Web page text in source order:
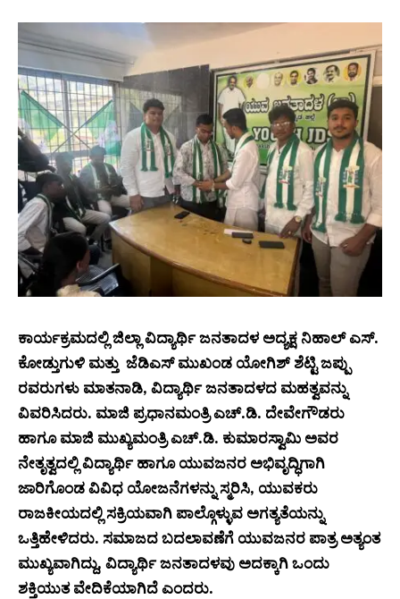
ಕಾರ್ಯಕ್ರಮದಲ್ಲಿ ಜಿಲ್ಲಾ ವಿದ್ಯಾರ್ಥಿ ಜನತಾದಳ ಅದ್ಯಕ್ಷ ನಿಹಾಲ್ ಎಸ್.
ಕೋಡ್ತುಗುಳಿ ಮತ್ತು ಜೆಡಿಎಸ್ ಮುಖಂಡ ಯೋಗಿಶ್ ಶೆಟ್ಟಿ ಜಪ್ಪು
ರವರುಗಳು ಮಾತನಾಡಿ, ವಿದ್ಯಾರ್ಥಿ ಜನತಾದಳದ ಮಹತ್ವವನ್ನು
ವಿವರಿಸಿದರು. ಮಾಜಿ ಪ್ರಧಾನಮಂತ್ರಿ ಎಚ್.ಡಿ. ದೇವೇಗೌಡರು
ಹಾಗೂ ಮಾಜಿ ಮುಖ್ಯಮಂತ್ರಿ ಎಚ್.ಡಿ. ಕುಮಾರಸ್ವಾಮಿ ಅವರ
ನೇತೃತ್ವದಲ್ಲಿ ವಿದ್ಯಾರ್ಥಿ ಹಾಗೂ ಯುವಜನರ ಅಭಿವೃದ್ಧಿಗಾಗಿ
ಜಾರಿಗೊಂಡ ವಿವಿಧ ಯೋಜನೆಗಳನ್ನು ಸ್ಮರಿಸಿ, ಯುವಕರು
ರಾಜಕೀಯದಲ್ಲಿ ಸಕ್ರಿಯವಾಗಿ ಪಾಲ್ಗೊಳ್ಳುವ ಅಗತ್ಯತೆಯನ್ನು
ಒತ್ತಿಹೇಳಿದರು. ಸಮಾಜದ ಬದಲಾವಣೆಗೆ ಯುವಜನರ ಪಾತ್ರ ಅತ್ಯಂತ
ಮುಖ್ಯವಾಗಿದ್ದು, ವಿದ್ಯಾರ್ಥಿ ಜನತಾದಳವು ಅದಕ್ಕಾಗಿ ಒಂದು
ಶಕ್ತಿಯುತ ವೇದಿಕೆಯಾಗಿದೆ ಎಂದರು.